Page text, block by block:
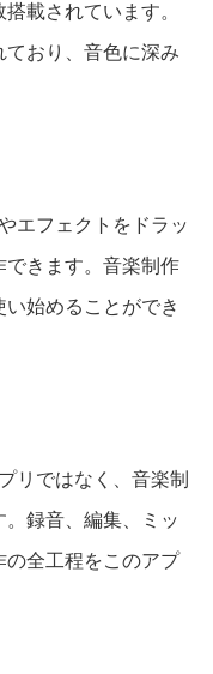
載されています。
ており、音色に深み
エフェクトをドラッ
できます。音楽制作
始めることができ
リではなく、音楽制
録音、編集、ミッ
の全工程をこのアプ